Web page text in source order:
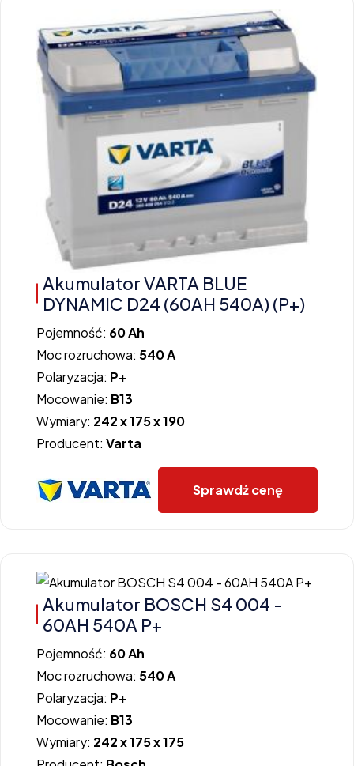
Akumulator VARTA BLUE
DYNAMIC D24 (60AH 540A) (P+)
Pojemność: 60 Ah
Moc rozruchowa: 540 A
Polaryzacja: P+
Mocowanie: B13
Wymiary: 242 x 175 x 190
Producent: Varta
Sprawdź cenę
Akumulator BOSCH S4 004 -
60AH 540A P+
Pojemność: 60 Ah
Moc rozruchowa: 540 A
Polaryzacja: P+
Mocowanie: B13
Wymiary: 242 x 175 x 175